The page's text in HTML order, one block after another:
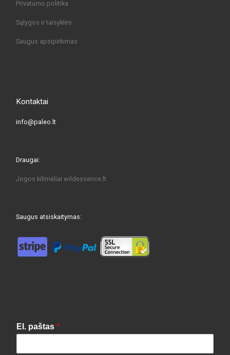
Privatumo politika
Sąlygos ir taisyklės
Saugus apsipirkimas
Kontaktai
info@paleo.lt
Draugai:
Jogos kilimėliai wildessence.lt
Saugus atsiskaitymas:
El. paštas *